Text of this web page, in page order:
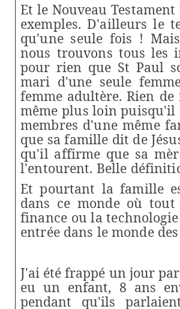
Et le Nouveau
exemples. D'ailleurs le
qu'une seule fois !
nous trouvons tous les
pour rien que St Paul
mari d'une seule
femme adultère. Rien
même plus loin puisqu'il
membres d'une même
que sa famille dit de
qu'il affirme que sa
l'entourent. Belle
Et pourtant la famille
dans ce monde où
finance ou la
entrée dans le monde
J'ai été frappé un jour
eu un enfant, 8 ans
pendant qu'ils